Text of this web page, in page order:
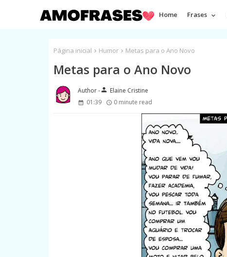
Home Frases
Página inicial Humor Metas para o Ano Novo
Metas para o Ano Novo
person Elaine Cristine
01:39
0 minute read